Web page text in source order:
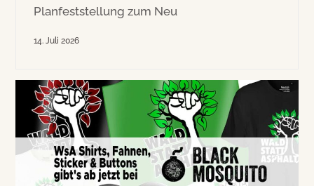
Planfeststellung zum Neu
14. Juli 2026